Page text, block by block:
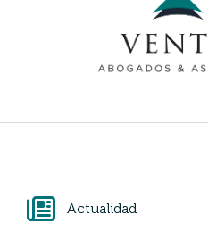
Actualidad